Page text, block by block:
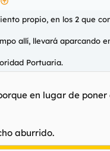
propio, en los 2 que
allí, llevará aparcando
Portuaria.
en lugar de
aburrido.